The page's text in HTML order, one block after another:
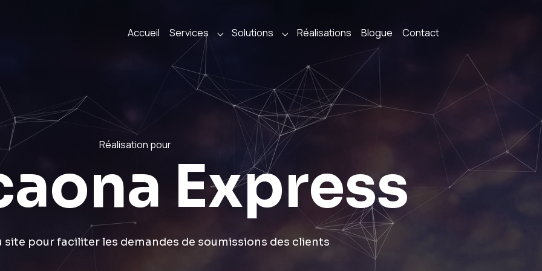
Accueil
Services Submenu for "Services"
Solutions Submenu for "Solutions"
Réalisations Blogue Contact
Réalisation pour
Express
site pour faciliter les demandes de soumissions des clients